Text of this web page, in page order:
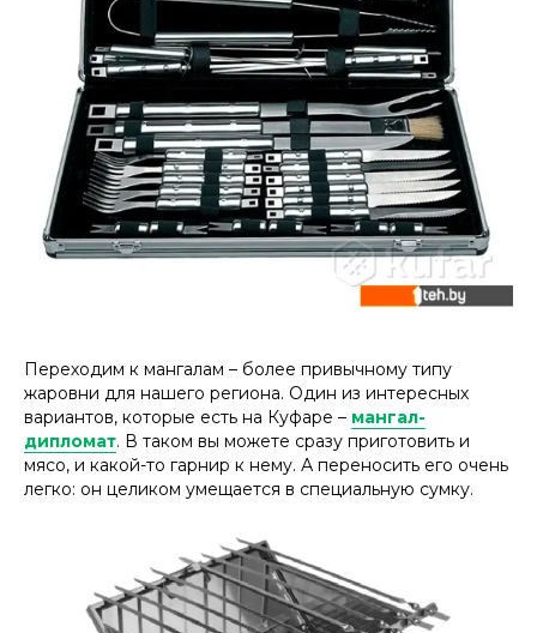
Переходим к мангалам – более привычному типу
жаровни для нашего региона. Один из интересных
вариантов, которые есть на Куфаре – мангал-
дипломат. В таком вы можете сразу приготовить и
мясо, и какой-то гарнир к нему. А переносить его очень
легко: он целиком умещается в специальную сумку.